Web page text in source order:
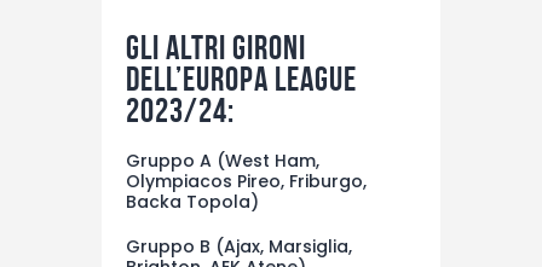
Gli altri gironi
dell’Europa League
2023/24:
Gruppo A (West Ham,
Olympiacos Pireo, Friburgo,
Backa Topola)
Gruppo B (Ajax, Marsiglia,